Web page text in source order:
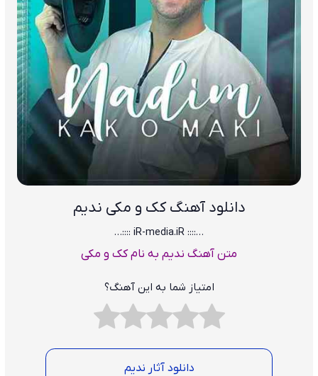
دانلود آهنگ کک و مکی ندیم
…:::: iR-media.iR ::::…
متن آهنگ ندیم به نام کک و مکی
امتیاز شما به این آهنگ؟
دانلود آثار ندیم